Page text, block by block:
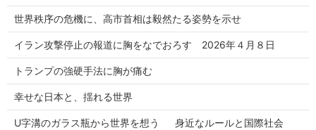
世界秩序の危機に、高市首相は毅然たる姿勢を示せ
イラン攻撃停止の報道に胸をなでおろす 2026年４月８日
トランプの強硬手法に胸が痛む
幸せな日本と、揺れる世界
U字溝のガラス瓶から世界を想う 身近なルールと国際社会